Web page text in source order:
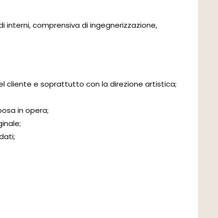
comprensiva di ingegnerizzazione,
cliente e soprattutto con la direzione artistica;
in opera;